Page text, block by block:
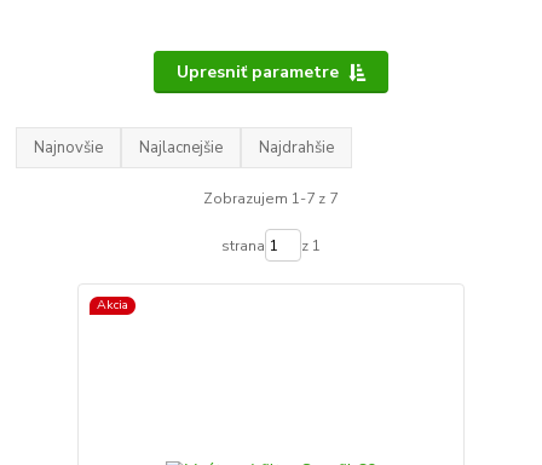
Upresniť parametre
Najnovšie Najlacnejšie Najdrahšie
Zobrazujem 1-7 z 7
strana z 1
Akcia